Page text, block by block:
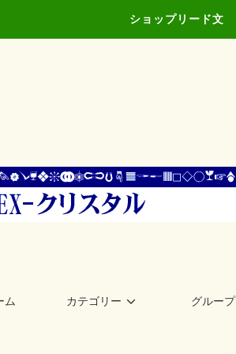
ショップリード文
ム カテゴリー グループ